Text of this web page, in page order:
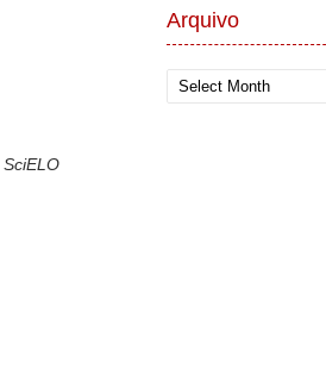
SciELO
Arquivo
Arquivo